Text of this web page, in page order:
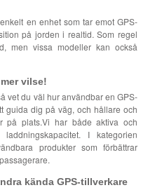
en enhet som tar emot GPS-
på jorden i realtid. Som regel
men vissa modeller kan också
vilse!
vet du väl hur användbar en GPS-
guida dig på väg, och hållare och
på plats.Vi har både aktiva och
I kategorien
produkter som förbättrar
kända GPS-tillverkare